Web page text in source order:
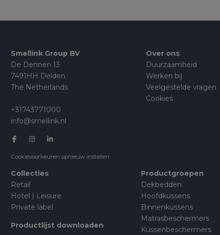
Smellink Group BV
De Dennen 13
7491HH Delden
The Netherlands
+31743771000
info@smellink.nl
Cookievoorkeuren opnieuw instellen
Over ons
Duurzaamheid
Werken bij
Veelgestelde vragen
Cookies
Collecties
Retail
Hotel | Leisure
Private label
Productlijst downloaden
Productgroepen
Dekbedden
Hoofdkussens
Binnenkussens
Matrasbeschermers
Kussenbeschermers